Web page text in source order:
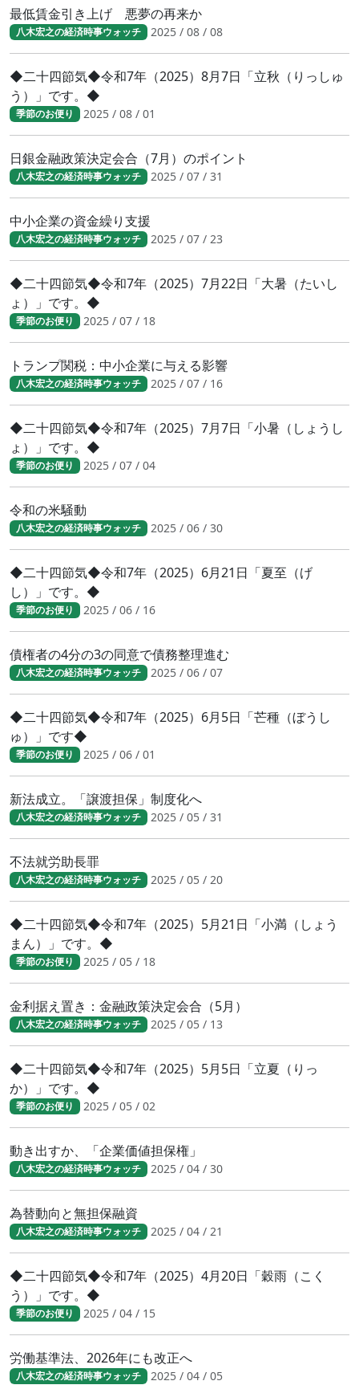
最低賃金引き上げ 悪夢の再来か
八木宏之の経済時事ウォッチ 2025 / 08 / 08
◆二十四節気◆令和7年（2025）8月7日「立秋（りっしゅ
う）」です。◆
季節のお便り 2025 / 08 / 01
日銀金融政策決定会合（7月）のポイント
八木宏之の経済時事ウォッチ 2025 / 07 / 31
中小企業の資金繰り支援
八木宏之の経済時事ウォッチ 2025 / 07 / 23
◆二十四節気◆令和7年（2025）7月22日「大暑（たいし
ょ）」です。◆
季節のお便り 2025 / 07 / 18
トランプ関税：中小企業に与える影響
八木宏之の経済時事ウォッチ 2025 / 07 / 16
◆二十四節気◆令和7年（2025）7月7日「小暑（しょうし
ょ）」です。◆
季節のお便り 2025 / 07 / 04
令和の米騒動
八木宏之の経済時事ウォッチ 2025 / 06 / 30
◆二十四節気◆令和7年（2025）6月21日「夏至（げ
し）」です。◆
季節のお便り 2025 / 06 / 16
債権者の4分の3の同意で債務整理進む
八木宏之の経済時事ウォッチ 2025 / 06 / 07
◆二十四節気◆令和7年（2025）6月5日「芒種（ぼうし
ゅ）」です◆
季節のお便り 2025 / 06 / 01
新法成立。「譲渡担保」制度化へ
八木宏之の経済時事ウォッチ 2025 / 05 / 31
不法就労助長罪
八木宏之の経済時事ウォッチ 2025 / 05 / 20
◆二十四節気◆令和7年（2025）5月21日「小満（しょう
まん）」です。◆
季節のお便り 2025 / 05 / 18
金利据え置き：金融政策決定会合（5月）
八木宏之の経済時事ウォッチ 2025 / 05 / 13
◆二十四節気◆令和7年（2025）5月5日「立夏（りっ
か）」です。◆
季節のお便り 2025 / 05 / 02
動き出すか、「企業価値担保権」
八木宏之の経済時事ウォッチ 2025 / 04 / 30
為替動向と無担保融資
八木宏之の経済時事ウォッチ 2025 / 04 / 21
◆二十四節気◆令和7年（2025）4月20日「穀雨（こく
う）」です。◆
季節のお便り 2025 / 04 / 15
労働基準法、2026年にも改正へ
八木宏之の経済時事ウォッチ 2025 / 04 / 05